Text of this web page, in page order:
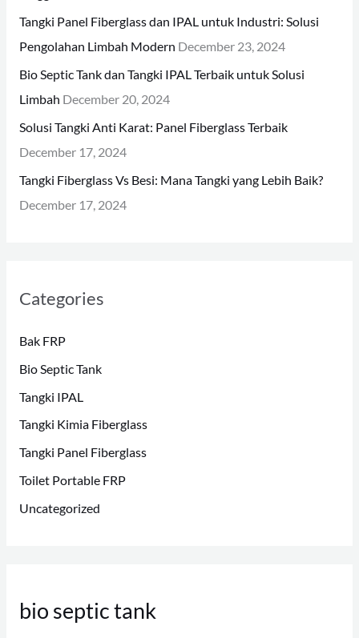
r
:
Tangki Panel Fiberglass dan IPAL untuk Industri: Solusi
Pengolahan Limbah Modern December 23, 2024
Bio Septic Tank dan Tangki IPAL Terbaik untuk Solusi
Limbah December 20, 2024
Solusi Tangki Anti Karat: Panel Fiberglass Terbaik
December 17, 2024
Tangki Fiberglass Vs Besi: Mana Tangki yang Lebih Baik?
December 17, 2024
Categories
Bak FRP
Bio Septic Tank
Tangki IPAL
Tangki Kimia Fiberglass
Tangki Panel Fiberglass
Toilet Portable FRP
Uncategorized
bio septic tank